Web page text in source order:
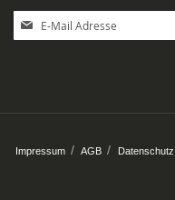
Anmeldung
zum
Impressum AGB Datenschutz